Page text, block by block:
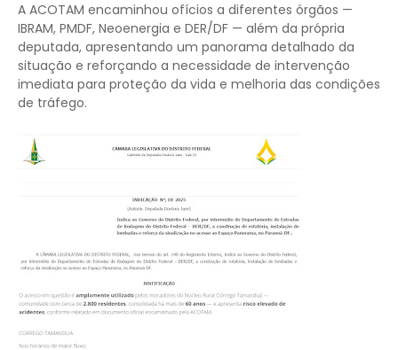
A ACOTAM encaminhou ofícios a diferentes órgãos —
IBRAM, PMDF, Neoenergia e DER/DF — além da própria
deputada, apresentando um panorama detalhado da
situação e reforçando a necessidade de intervenção
imediata para proteção da vida e melhoria das condições
de tráfego.